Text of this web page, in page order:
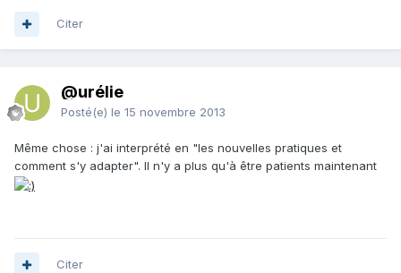
Citer
@urélie
Posté(e) le 15 novembre 2013
Même chose : j'ai interprété en "les nouvelles pratiques et
comment s'y adapter". Il n'y a plus qu'à être patients maintenant
Citer